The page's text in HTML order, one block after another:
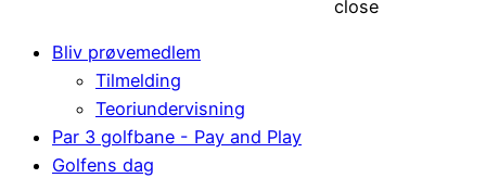
close
Bliv prøvemedlem
Tilmelding
Teoriundervisning
Par 3 golfbane - Pay and Play
Golfens dag